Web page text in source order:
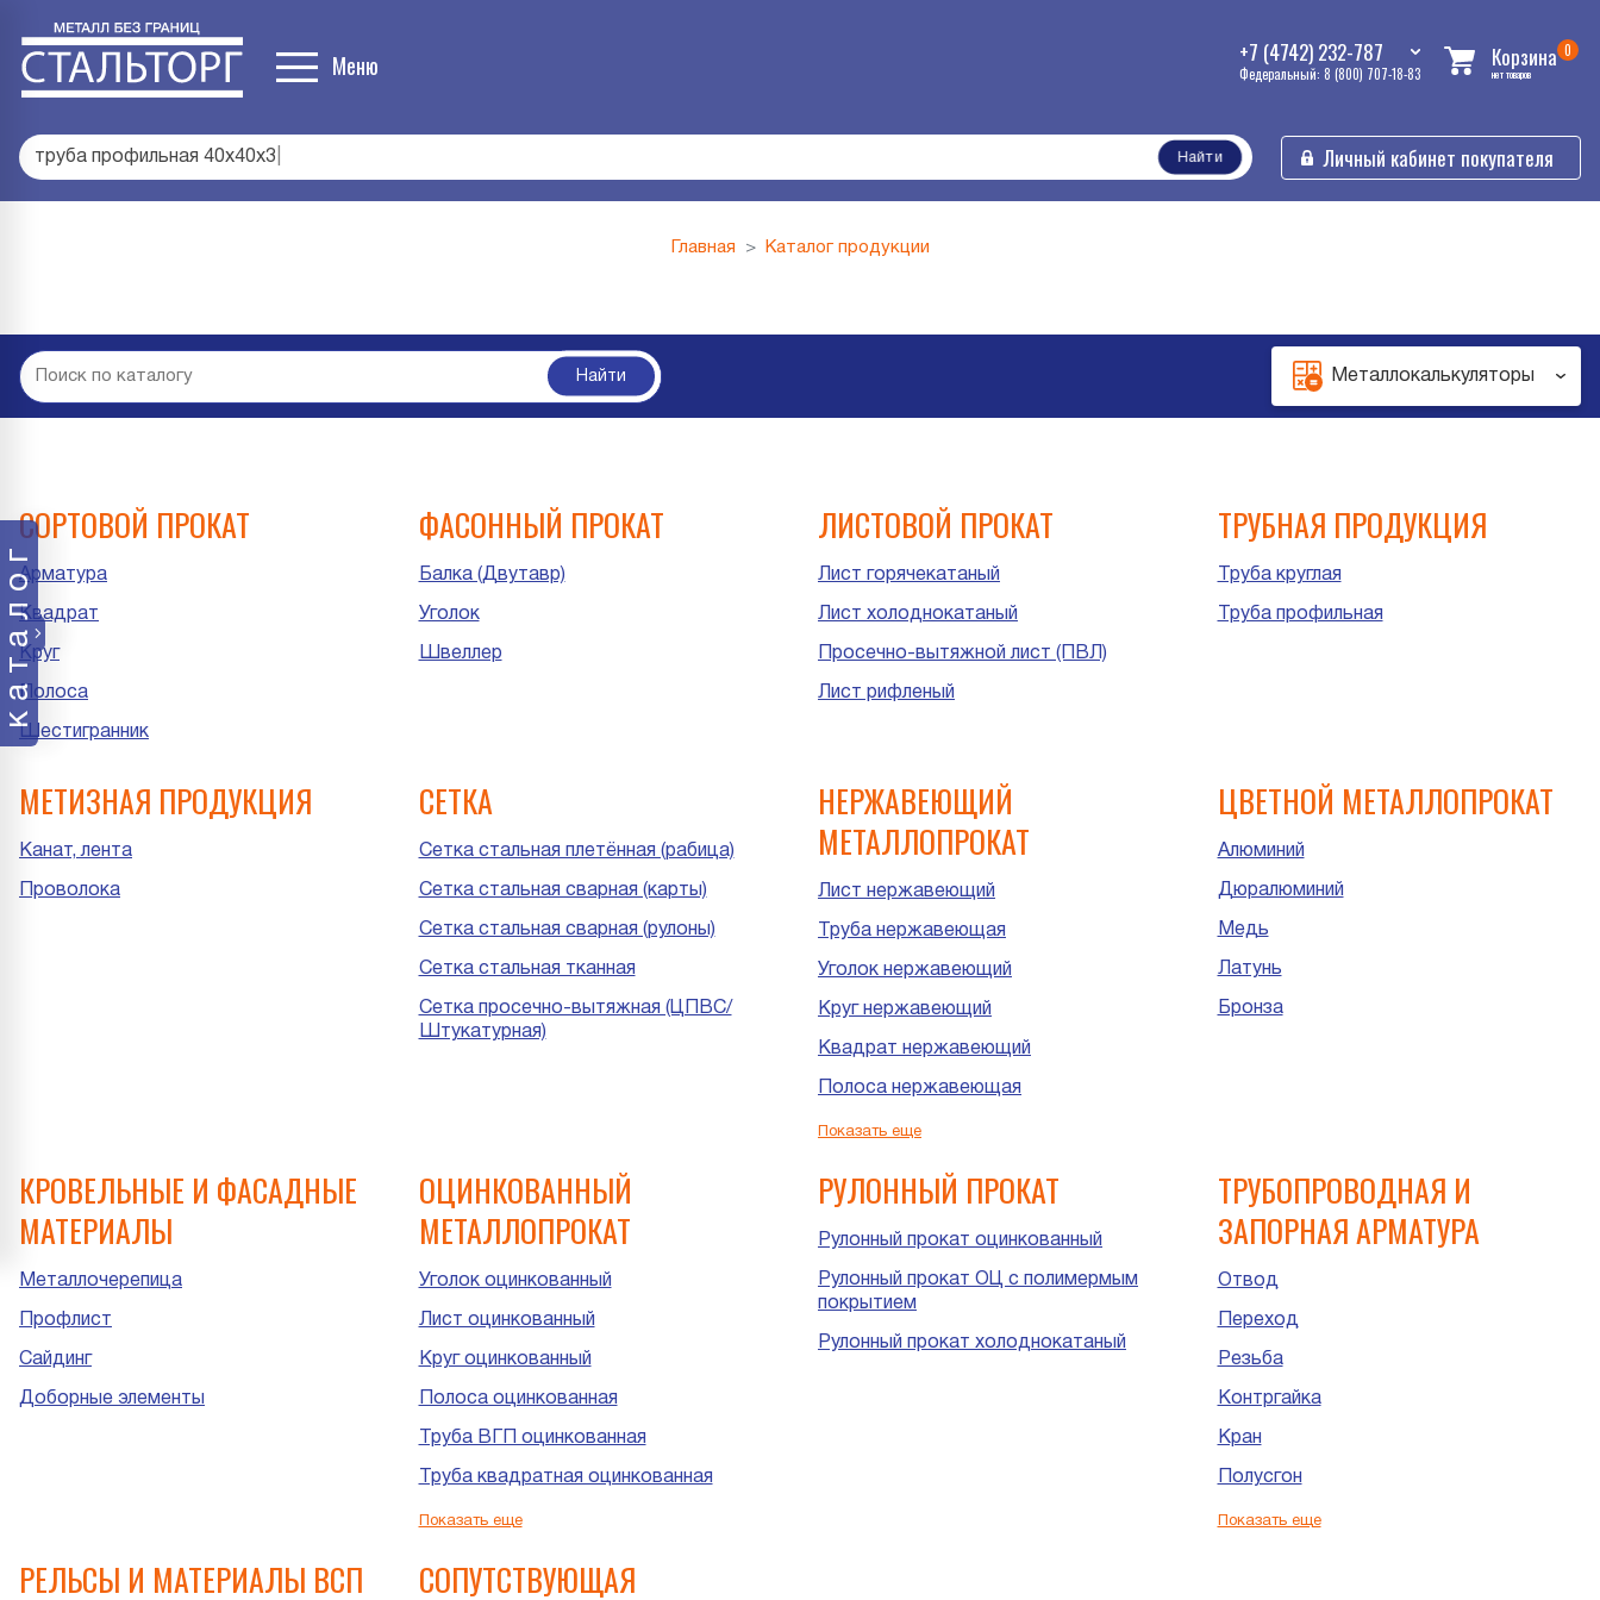
Меню +7 (4742) 232-787
Федеральный: 8 (800) 707-18-83
Корзина 0
нет товаров
труба профильная 40х40х3 Найти Личный кабинет покупателя
каталог
Главная Каталог продукции
Найти Металлокалькуляторы
СОРТОВОЙ ПРОКАТ
Арматура
Квадрат
Круг
Полоса
Шестигранник
ФАСОННЫЙ ПРОКАТ
Балка (Двутавр)
Уголок
Швеллер
ЛИСТОВОЙ ПРОКАТ
Лист горячекатаный
Лист холоднокатаный
Просечно-вытяжной лист (ПВЛ)
Лист рифленый
ТРУБНАЯ ПРОДУКЦИЯ
Труба круглая
Труба профильная
МЕТИЗНАЯ ПРОДУКЦИЯ
Канат, лента
Проволока
СЕТКА
Сетка стальная плетённая (рабица)
Сетка стальная сварная (карты)
Сетка стальная сварная (рулоны)
Сетка стальная тканная
Сетка просечно-вытяжная (ЦПВС/
Штукатурная)
НЕРЖАВЕЮЩИЙ
МЕТАЛЛОПРОКАТ
Лист нержавеющий
Труба нержавеющая
Уголок нержавеющий
Круг нержавеющий
Квадрат нержавеющий
Полоса нержавеющая
Шестигранник нержавеющий
Показать еще
ЦВЕТНОЙ МЕТАЛЛОПРОКАТ
Алюминий
Дюралюминий
Медь
Латунь
Бронза
КРОВЕЛЬНЫЕ И ФАСАДНЫЕ
МАТЕРИАЛЫ
Металлочерепица
Профлист
Сайдинг
Доборные элементы
ОЦИНКОВАННЫЙ
МЕТАЛЛОПРОКАТ
Уголок оцинкованный
Лист оцинкованный
Круг оцинкованный
Полоса оцинкованная
Труба ВГП оцинкованная
Труба квадратная оцинкованная
Труба прямоугольная оцинкованная
Показать еще
РУЛОННЫЙ ПРОКАТ
Рулонный прокат оцинкованный
Рулонный прокат ОЦ с полимермым
покрытием
Рулонный прокат холоднокатаный
ТРУБОПРОВОДНАЯ И
ЗАПОРНАЯ АРМАТУРА
Отвод
Переход
Резьба
Контргайка
Кран
Полусгон
Сгон
Показать еще
РЕЛЬСЫ И МАТЕРИАЛЫ ВСП
СОПУТСТВУЮЩАЯ